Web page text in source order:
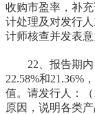
收购市盈率，补
计处理及对发行
计师核查并发表意
22、报告期内，
22.58%和21.36%
值。请发行人：
原因，说明各类